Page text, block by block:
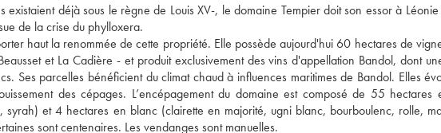
déjà sous le règne de Louis XV-, le domaine Tempier doit son essor à Léonie
de la crise du phylloxera.
haut la renommée de cette propriété. Elle possède aujourd'hui 60 hectares de
et La Cadière - et produit exclusivement des vins d'appellation Bandol, dont
Ses parcelles bénéficient du climat chaud à influences maritimes de Bandol. Elles
des cépages. L’encépagement du domaine est composé de 55 hectares
et 4 hectares en blanc (clairette en majorité, ugni blanc, bourboulenc, rolle,
sont centenaires. Les vendanges sont manuelles.